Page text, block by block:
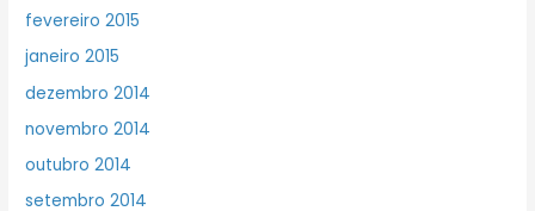
fevereiro 2015
janeiro 2015
dezembro 2014
novembro 2014
outubro 2014
setembro 2014